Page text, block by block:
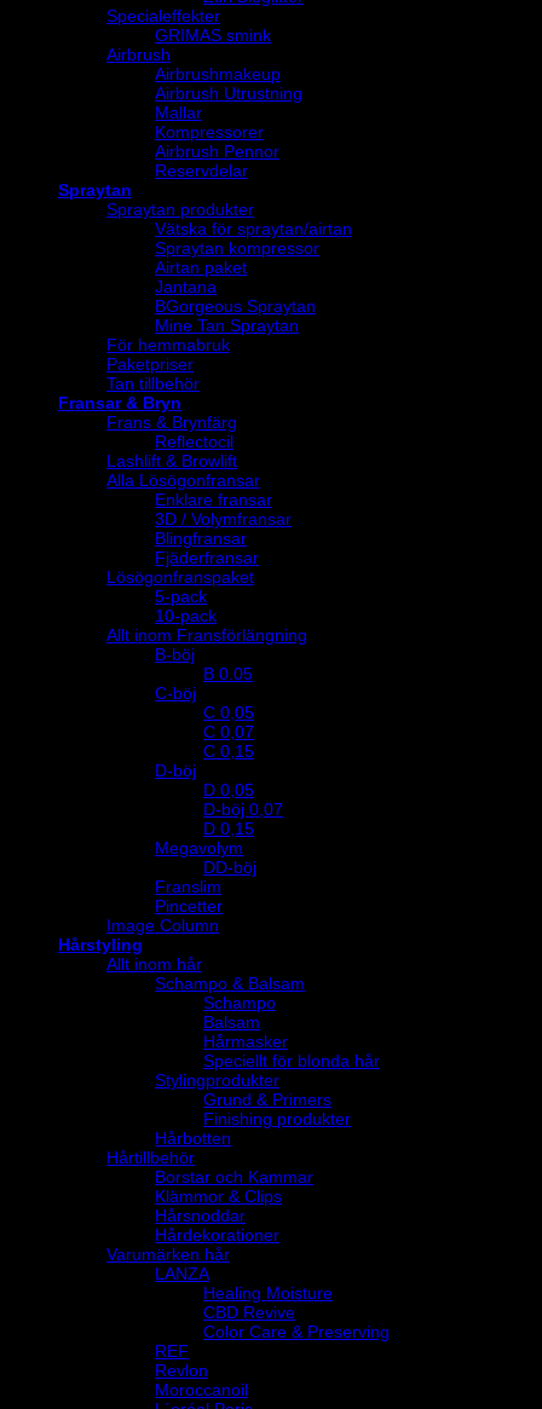
Specialeffekter
GRIMAS smink
Airbrush
Airbrushmakeup
Airbrush Utrustning
Mallar
Kompressorer
Airbrush Pennor
Reservdelar
Spraytan
Spraytan produkter
Vätska för spraytan/airtan
Spraytan kompressor
Airtan paket
Jantana
BGorgeous Spraytan
Mine Tan Spraytan
För hemmabruk
Paketpriser
Tan tillbehör
Fransar & Bryn
Frans & Brynfärg
Reflectocil
Lashlift & Browlift
Alla Lösögonfransar
Enklare fransar
3D / Volymfransar
Blingfransar
Fjäderfransar
Lösögonfranspaket
5-pack
10-pack
Allt inom Fransförlängning
B-böj
B 0.05
C-böj
C 0,05
C 0,07
C 0,15
D-böj
D 0,05
D-böj 0,07
D 0,15
Megavolym
DD-böj
Franslim
Pincetter
Image Column
Hårstyling
Allt inom hår
Schampo & Balsam
Schampo
Balsam
Hårmasker
Speciellt för blonda hår
Stylingprodukter
Grund & Primers
Finishing produkter
Hårbotten
Hårtillbehör
Borstar och Kammar
Klämmor & Clips
Hårsnoddar
Hårdekorationer
Varumärken hår
LANZA
Healing Moisture
CBD Revive
Color Care & Preserving
REF
Revlon
Moroccanoil